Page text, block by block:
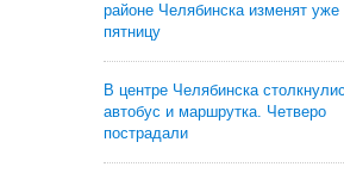
районе Челябинска изменят уже
пятницу
В центре Челябинска
автобус и маршрутка. Четверо
пострадали